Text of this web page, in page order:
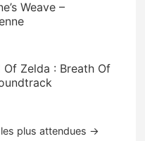
Weave –
Zelda : Breath Of
plus attendues →